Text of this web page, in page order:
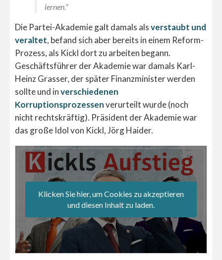
lernen.”
Die Partei-Akademie galt damals alsverstaubt und
veraltet, befand sich aber bereits in einem Reform-
Prozess, als Kickl dort zu arbeiten begann.
Geschäftsführer der Akademie war damals Karl-
Heinz Grasser, der später Finanzminister werden
sollte und inverschiedenen
Korruptionsprozessenverurteilt wurde (noch
nicht rechtskräftig). Präsident der Akademie war
das große Idol von Kickl, Jörg Haider.
Klicken Sie hier, um Cookies zu akzeptieren
und diesen Inhalt zu laden.